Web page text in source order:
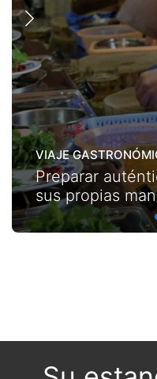
VIAJE
Preparar
sus propias